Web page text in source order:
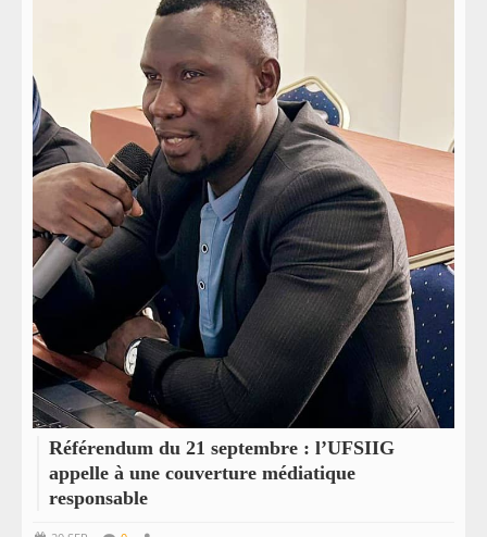
Référendum du 21 septembre : l’UFSIIG
appelle à une couverture médiatique
responsable